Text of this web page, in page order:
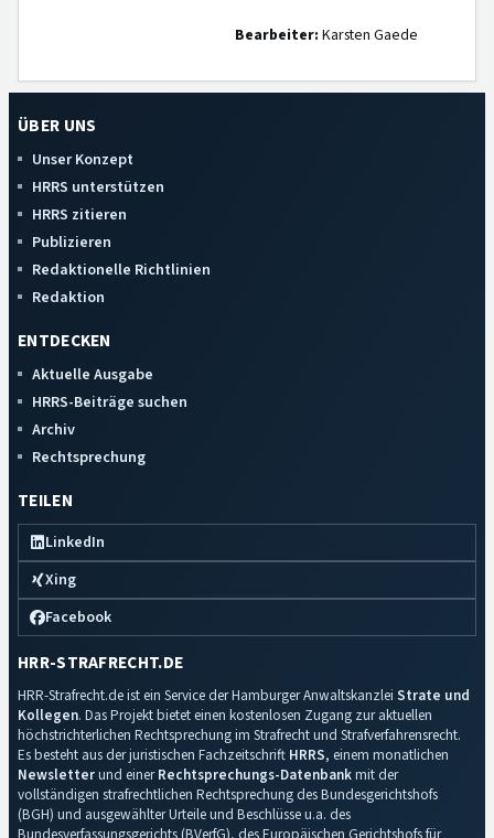
Bearbeiter: Karsten Gaede
ÜBER UNS
Unser Konzept
HRRS unterstützen
HRRS zitieren
Publizieren
Redaktionelle Richtlinien
Redaktion
ENTDECKEN
Aktuelle Ausgabe
HRRS-Beiträge suchen
Archiv
Rechtsprechung
TEILEN
LinkedIn
Xing
Facebook
HRR-STRAFRECHT.DE
HRR-Strafrecht.de ist ein Service der Hamburger Anwaltskanzlei Strate und
Kollegen. Das Projekt bietet einen kostenlosen Zugang zur aktuellen
höchstrichterlichen Rechtsprechung im Strafrecht und Strafverfahrensrecht.
Es besteht aus der juristischen Fachzeitschrift HRRS, einem monatlichen
Newsletterund einerRechtsprechungs-Datenbankmit der
vollständigen strafrechtlichen Rechtsprechung des Bundesgerichtshofs
(BGH) und ausgewählter Urteile und Beschlüsse u.a. des